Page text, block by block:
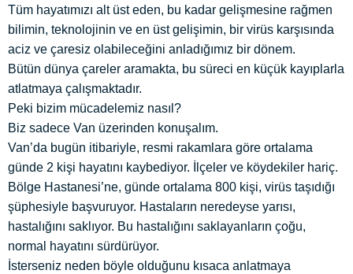
Tüm hayatımızı alt üst eden, bu kadar gelişmesine rağmen
bilimin, teknolojinin ve en üst gelişimin, bir virüs karşısında
aciz ve çaresiz olabileceğini anladığımız bir dönem.
Bütün dünya çareler aramakta, bu süreci en küçük kayıplarla
atlatmaya çalışmaktadır.
Peki bizim mücadelemiz nasıl?
Biz sadece Van üzerinden konuşalım.
Van’da bugün itibariyle, resmi rakamlara göre ortalama
günde 2 kişi hayatını kaybediyor. İlçeler ve köydekiler hariç.
Bölge Hastanesi’ne, günde ortalama 800 kişi, virüs taşıdığı
şüphesiyle başvuruyor. Hastaların neredeyse yarısı,
hastalığını saklıyor. Bu hastalığını saklayanların çoğu,
normal hayatını sürdürüyor.
İsterseniz neden böyle olduğunu kısaca anlatmaya